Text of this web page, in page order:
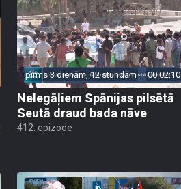
pirms 3 dienām, 12 stundām 00:02:10
Nelegāļiem Spānijas pilsētā
Seutā draud bada nāve
412. epizode